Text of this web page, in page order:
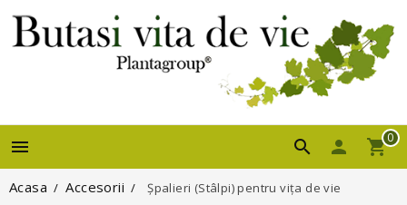
  0
Acasa Accesorii Șpalieri (Stâlpi) pentru vița de vie